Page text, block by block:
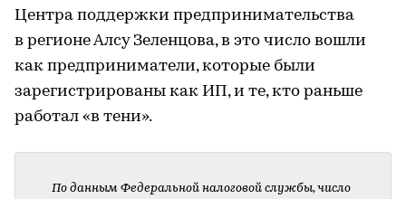
Центра поддержки предпринимательства
в регионе Алсу Зеленцова, в это число вошли
как предприниматели, которые были
зарегистрированы как ИП, и те, кто раньше
работал «в тени».
По данным Федеральной налоговой службы, число